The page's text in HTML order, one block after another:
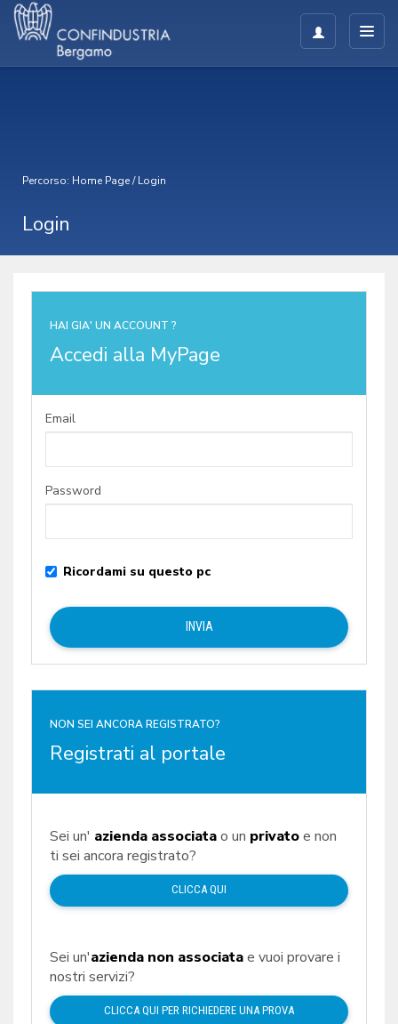
Percorso: Home Page/Login
Login
NON SEI ANCORA REGISTRATO?
Registrati al portale
Sei un' azienda associatao un privatoe non
ti sei ancora registrato?
CLICCA QUI
Sei un'azienda non associatae vuoi provare i
nostri servizi?
CLICCA QUI PER RICHIEDERE UNA PROVA
HAI GIA' UN ACCOUNT ?
Accedi alla MyPage
Email
Password
Ricordami su questo pc